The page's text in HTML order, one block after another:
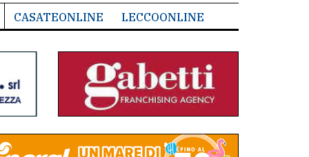
CASATEONLINE LECCOONLINE